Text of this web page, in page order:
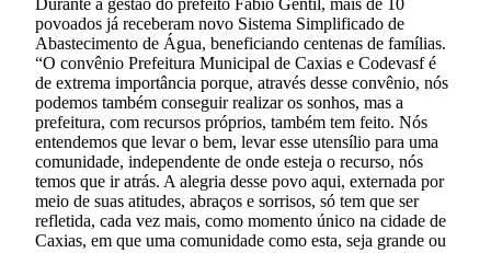
povoados já receberam novo Sistema Simplificado de
Abastecimento de Água, beneficiando centenas de famílias.
“O convênio Prefeitura Municipal de Caxias e Codevasf é
de extrema importância porque, através desse convênio, nós
podemos também conseguir realizar os sonhos, mas a
prefeitura, com recursos próprios, também tem feito. Nós
entendemos que levar o bem, levar esse utensílio para uma
comunidade, independente de onde esteja o recurso, nós
temos que ir atrás. A alegria desse povo aqui, externada por
meio de suas atitudes, abraços e sorrisos, só tem que ser
refletida, cada vez mais, como momento único na cidade de
Caxias, em que uma comunidade como esta, seja grande ou